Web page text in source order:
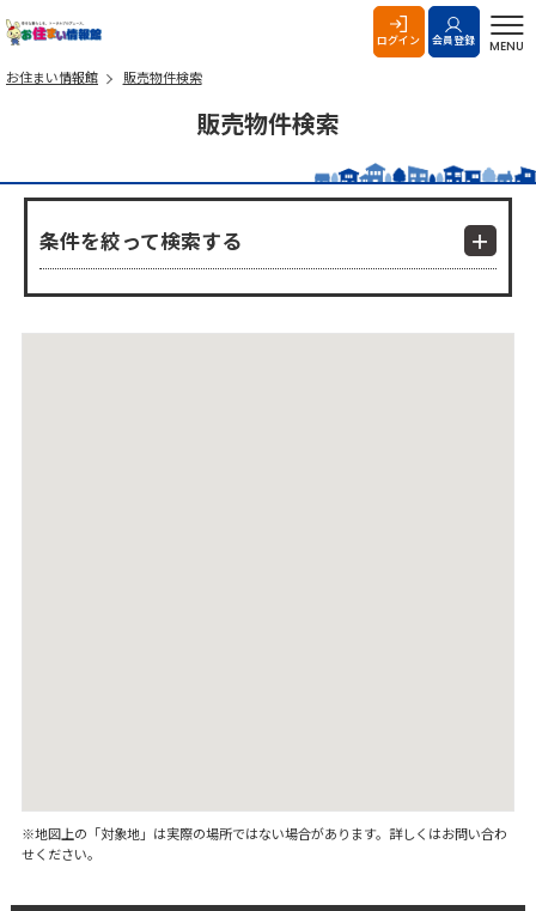
ログイン 会員登録 MENU
お住まい情報館 販売物件検索
販売物件検索
条件を絞って検索する
※地図上の「対象地」は実際の場所ではない場合があります。詳しくはお問い合わ
せください。